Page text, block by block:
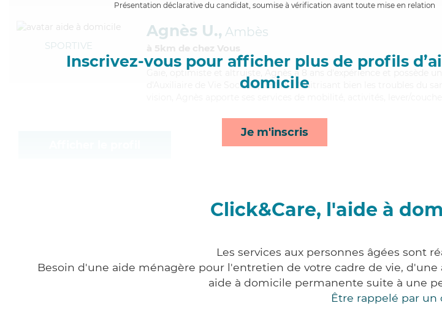
Présentation déclarative du candidat, soumise à vérification avant toute mise en relation
Inscrivez-vous pour afficher plus de profils
domicile
Je m'inscris
SPORTIVE
Agnès U., Ambès
à 5km de chez Vous
, optimiste et altruiste, Agnès a 8 ans d'expérience et possède
d'Auxiliaire de Vie Sociale (DEAVS). Maitrisant bien les troubles du
Click&Care, l'aide à
Les services aux personnes âgées sont
Besoin d'une aide ménagère pour l'entretien de votre cadre de vie,
aide à domicile permanente suite à une
Être rappelé par un